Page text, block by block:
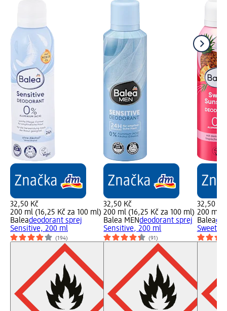
32,50 Kč
200 ml (16,25 Kč za 100 ml)
Baleadeodorant sprej
Sensitive, 200 ml
(194)
32,50 Kč
200 ml (16,25 Kč za 100 ml)
Balea MENdeodorant sprej
Sensitive, 200 ml
(91)
32,50 Kč
200 ml
Balea
Sweet